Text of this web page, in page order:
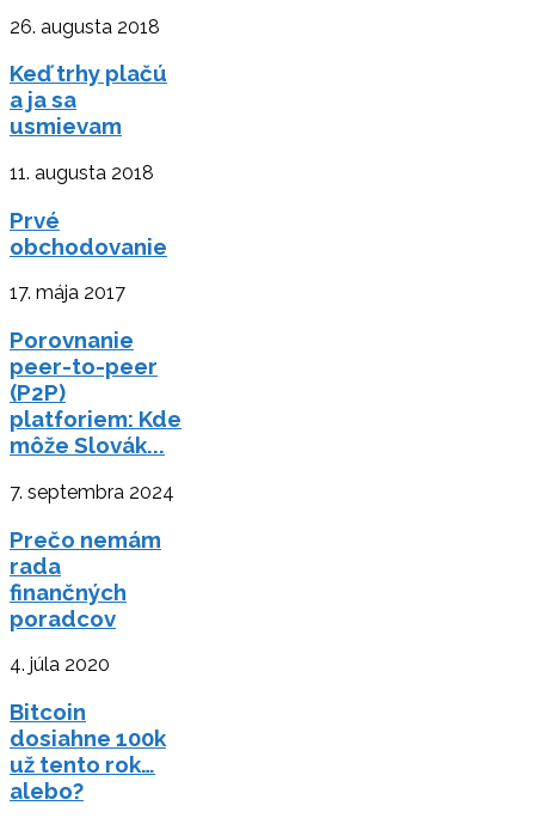
26. augusta 2018
Keď trhy plačú
a ja sa
usmievam
11. augusta 2018
Prvé
obchodovanie
17. mája 2017
Porovnanie
peer-to-peer
(P2P)
platforiem: Kde
môže Slovák...
7. septembra 2024
Prečo nemám
rada
finančných
poradcov
4. júla 2020
Bitcoin
dosiahne 100k
už tento rok…
alebo?